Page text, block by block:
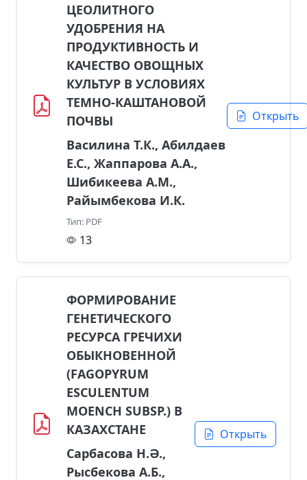
ЦЕОЛИТНОГО
УДОБРЕНИЯ НА
ПРОДУКТИВНОСТЬ И
КАЧЕСТВО ОВОЩНЫХ
КУЛЬТУР В УСЛОВИЯХ
ТЕМНО-КАШТАНОВОЙ
ПОЧВЫ
Василина Т.К., Абилдаев
Е.С., Жаппарова А.А.,
Шибикеева А.М.,
Райымбекова И.К.
Тип: PDF
13
Открыть
ФОРМИРОВАНИЕ
ГЕНЕТИЧЕСКОГО
РЕСУРСА ГРЕЧИХИ
ОБЫКНОВЕННОЙ
(FAGOPYRUM
ESCULENTUM
MOENCH SUBSP.) В
КАЗАХСТАНЕ
Сарбасова Н.Ә.,
Рысбекова А.Б.,
Открыть